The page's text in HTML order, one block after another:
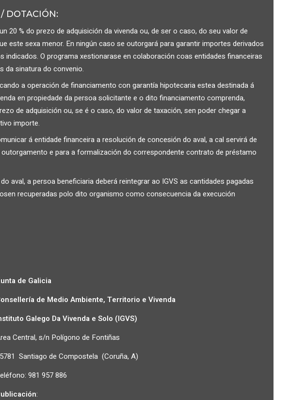
DOTACIÓN:
20 % do prezo de adquisición da vivenda ou, de ser o caso, do seu valor de
este sexa menor. En ningún caso se outorgará para garantir importes derivados
indicados. O programa xestionarase en colaboración coas entidades financeiras
da sinatura do convenio.
a operación de financiamento con garantía hipotecaria estea destinada á
en propiedade da persoa solicitante e o dito financiamento comprenda,
de adquisición ou, se é o caso, do valor de taxación, sen poder chegar a
importe.
á entidade financeira a resolución de concesión do aval, a cal servirá de
e para a formalización do correspondente contrato de préstamo
aval, a persoa beneficiaria deberá reintegrar ao IGVS as cantidades pagadas
recuperadas polo dito organismo como consecuencia da execución
de Galicia
de Medio Ambiente, Territorio e Vivenda
Galego Da Vivenda e Solo (IGVS)
Central, s/n Polígono de Fontiñas
Santiago de Compostela (Coruña, A)
981 957 886
: